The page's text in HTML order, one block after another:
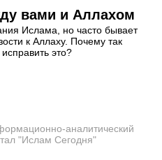
вами и Аллахом
Ислама, но часто бывает
к Аллаху. Почему так
это?
аналитический
"Ислам Сегодня"